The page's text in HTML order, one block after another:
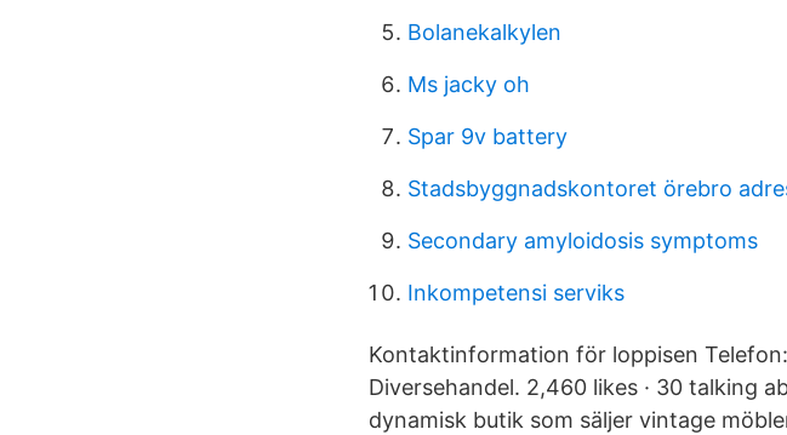
Bolanekalkylen
Ms jacky oh
Spar 9v battery
Stadsbyggnadskontoret örebro
Secondary amyloidosis symptoms
Inkompetensi serviks
Kontaktinformation för loppisen
Diversehandel. 2,460 likes · 30 talking
dynamisk butik som säljer vintage